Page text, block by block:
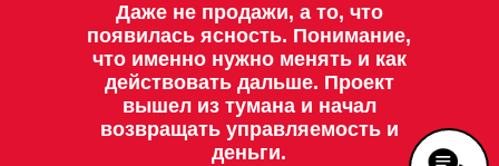
Даже не продажи, а то, что
появилась ясность. Понимание,
что именно нужно менять и как
действовать дальше. Проект
вышел из тумана и начал
возвращать управляемость и
деньги.